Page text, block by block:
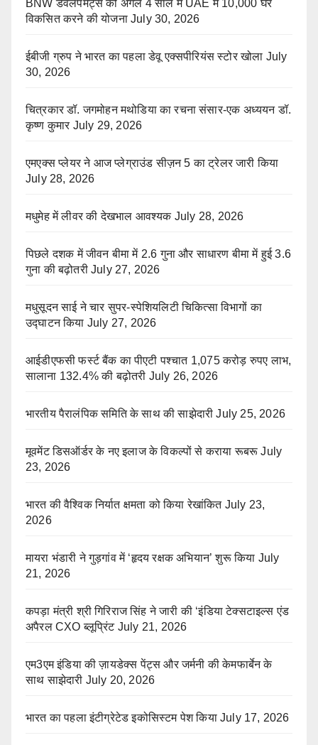
BNW डेवलपमेंट्स की अगले 4 साल में UAE में 10,000 घर
विकसित करने की योजना July 30, 2026
ईबीजी ग्रुप ने भारत का पहला डेवू एक्सपीरियंस स्टोर खोला July
30, 2026
चित्रकार डॉ. जगमोहन मथोडिया का रचना संसार-एक अध्ययन डॉ.
कृष्ण कुमार July 29, 2026
एमएक्स प्लेयर ने आज प्लेग्राउंड सीज़न 5 का ट्रेलर जारी किया
July 28, 2026
मधुमेह में लीवर की देखभाल आवश्यक July 28, 2026
पिछले दशक में जीवन बीमा में 2.6 गुना और साधारण बीमा में हुई 3.6
गुना की बढ़ोतरी July 27, 2026
मधुसूदन साई ने चार सुपर-स्पेशियलिटी चिकित्सा विभागों का
उद्घाटन किया July 27, 2026
आईडीएफसी फर्स्ट बैंक का पीएटी पश्चात 1,075 करोड़ रुपए लाभ,
सालाना 132.4% की बढ़ोतरी July 26, 2026
भारतीय पैरालंपिक समिति के साथ की साझेदारी July 25, 2026
मूवमेंट डिसऑर्डर के नए इलाज के विकल्पों से कराया रूबरू July
23, 2026
भारत की वैश्विक निर्यात क्षमता को किया रेखांकित July 23,
2026
मायरा भंडारी ने गुड़गांव में ‘हृदय रक्षक अभियान’ शुरू किया July
21, 2026
कपड़ा मंत्री श्री गिरिराज सिंह ने जारी की ‘इंडिया टेक्सटाइल्स एंड
अपैरल CXO ब्लूप्रिंट July 21, 2026
एम3एम इंडिया की ज़ायडेक्स पेंट्स और जर्मनी की केमफार्बेन के
साथ साझेदारी July 20, 2026
भारत का पहला इंटीग्रेटेड इकोसिस्टम पेश किया July 17, 2026